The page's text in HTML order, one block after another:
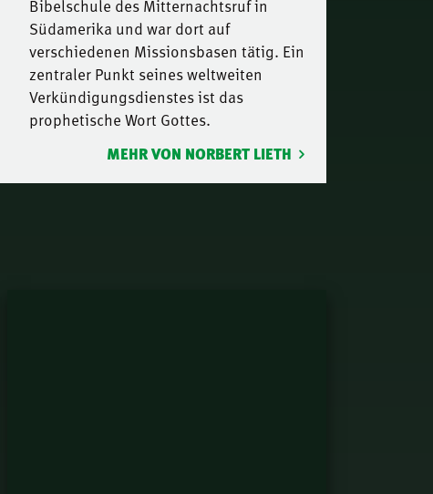
Bibelschule des Mitternachtsruf in
Südamerika und war dort auf
verschiedenen Missionsbasen tätig. Ein
zentraler Punkt seines weltweiten
Verkündigungsdienstes ist das
prophetische Wort Gottes.
MEHR VON NORBERT LIETH